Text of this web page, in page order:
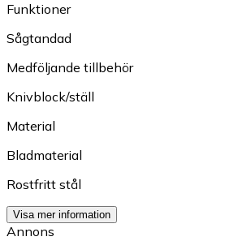
Funktioner
Sågtandad
Medföljande tillbehör
Knivblock/ställ
Material
Bladmaterial
Rostfritt stål
Visa mer information
Annons